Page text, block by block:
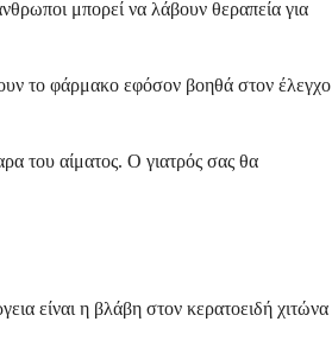
μπορεί να λάβουν θεραπεία για
το φάρμακο εφόσον βοηθά στον έλεγχο
του αίματος. Ο γιατρός σας θα
είναι η βλάβη στον κερατοειδή χιτώνα